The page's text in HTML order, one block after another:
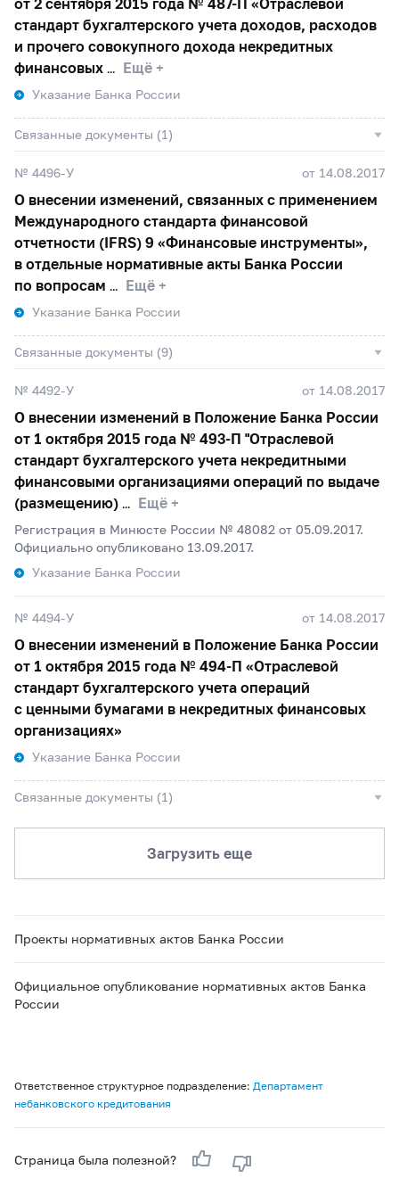
стандарт бухгалтерского учета доходов, расходов
и прочего совокупного дохода некредитных
финансовых
Ещё +
Указание Банка России
Связанные документы (1)
№ 4496-У от 14.08.2017
О внесении изменений, связанных с применением
Международного стандарта финансовой
отчетности (IFRS) 9 «Финансовые инструменты»,
в отдельные нормативные акты Банка России
по вопросам
Ещё +
Указание Банка России
Связанные документы (9)
№ 4492-У от 14.08.2017
О внесении изменений в Положение Банка России
от 1 октября 2015 года № 493-П "Отраслевой
стандарт бухгалтерского учета некредитными
финансовыми организациями операций по выдаче
(размещению)
Ещё +
Регистрация в Минюсте России № 48082 от 05.09.2017.
Официально опубликовано 13.09.2017.
Указание Банка России
№ 4494-У от 14.08.2017
О внесении изменений в Положение Банка России
от 1 октября 2015 года № 494-П «Отраслевой
стандарт бухгалтерского учета операций
с ценными бумагами в некредитных финансовых
организациях»
Указание Банка России
Связанные документы (1)
Загрузить еще
Проекты нормативных актов Банка России
Официальное опубликование нормативных актов Банка
России
Ответственное структурное подразделение: Департамент
небанковского кредитования
Страница была полезной?